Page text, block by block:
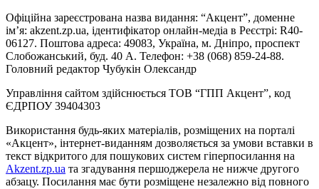
Офіційна зареєстрована назва видання: “Акцент”, доменне
ім’я: akzent.zp.ua, ідентифікатор онлайн-медіа в Реєстрі: R40-
06127. Поштова адреса: 49083, Україна, м. Дніпро, проспект
Слобожанський, буд. 40 А. Телефон: +38 (068) 859-24-88.
Головний редактор Чубукін Олександр
Управління сайтом здійснюється ТОВ “ГПП Акцент”, код
ЄДРПОУ 39404303
Використання будь-яких матеріалів, розміщених на порталі
«Акцент», інтернет-виданням дозволяється за умови вставки в
текст відкритого для пошукових систем гіперпосилання на
Akzent.zp.ua та згадування першоджерела не нижче другого
абзацу. Посилання має бути розміщене незалежно від повного